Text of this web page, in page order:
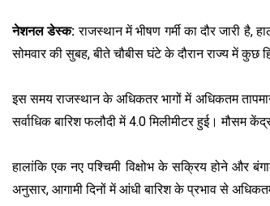
नेशनल डेस्क:राजस्थान में भीषण गर्मी का दौर जारी
सोमवार की सुबह, बीते चौबीस घंटे के दौरान राज्य में कुछ
इस समय राजस्थान के अधिकतर भागों में अधिकतम
सर्वाधिक बारिश फलौदी में 4.0 मिलीमीटर हुई। मौसम
हालांकि एक नए पश्चिमी विक्षोभ के सक्रिय होने और
अनुसार, आगामी दिनों में आंधी बारिश के प्रभाव से